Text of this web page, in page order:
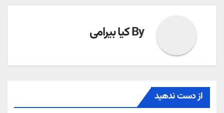
Byکیا بیرامی
از دست ندهید